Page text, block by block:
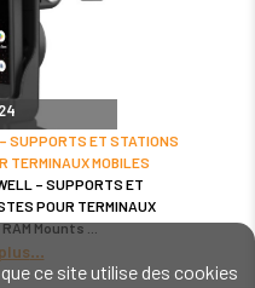
ce site utilise des cookies
SUPPORTS ET STATIONS
TERMINAUX MOBILES
– SUPPORTS ET
POUR TERMINAUX
RAM Mounts